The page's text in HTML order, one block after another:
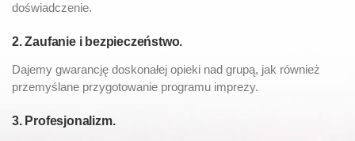
doświadczenie.
2. Zaufanie i bezpieczeństwo.
Dajemy gwarancję doskonałej opieki nad grupą, jak również
przemyślane przygotowanie programu imprezy.
3. Profesjonalizm.